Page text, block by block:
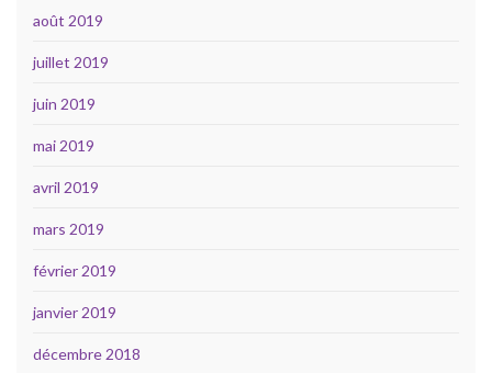
août 2019
juillet 2019
juin 2019
mai 2019
avril 2019
mars 2019
février 2019
janvier 2019
décembre 2018